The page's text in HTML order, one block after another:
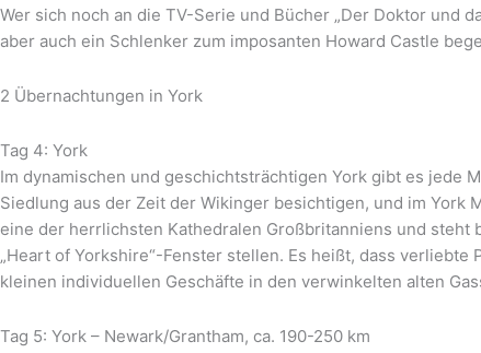
Wer sich noch an die TV-Serie und Bücher „Der Doktor und
aber auch ein Schlenker zum imposanten Howard Castle
2 Übernachtungen in York
Tag 4: York
Im dynamischen und geschichtsträchtigen York gibt es jede
Siedlung aus der Zeit der Wikinger besichtigen, und im York
eine der herrlichsten Kathedralen Großbritanniens und steht
„Heart of Yorkshire“-Fenster stellen. Es heißt, dass
kleinen individuellen Geschäfte in den verwinkelten alten
Tag 5: York – Newark/Grantham, ca. 190-250 km